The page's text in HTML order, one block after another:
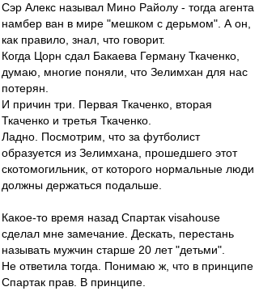
Сэр Алекс называл Мино Райолу - тогда агента
намбер ван в мире "мешком с дерьмом". А он,
как правило, знал, что говорит.
Когда Цорн сдал Бакаева Герману Ткаченко,
думаю, многие поняли, что Зелимхан для нас
потерян.
И причин три. Первая Ткаченко, вторая
Ткаченко и третья Ткаченко.
Ладно. Посмотрим, что за футболист
образуется из Зелимхана, прошедшего этот
скотомогильник, от которого нормальные люди
должны держаться подальше.
Какое-то время назад Спартак visahouse
сделал мне замечание. Дескать, перестань
называть мужчин старше 20 лет "детьми".
Не ответила тогда. Понимаю ж, что в принципе
Спартак прав. В принципе.